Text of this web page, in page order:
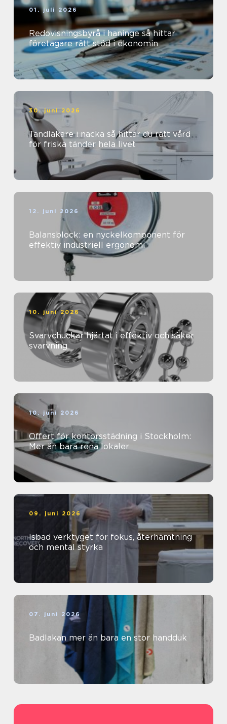
01. juli 2026
Redovisningsbyrå i haninge så hittar
företagare rätt stöd i ekonomin
30. juni 2026
Tandläkare i nacka så hittar du rätt vård
för friska tänder hela livet
12. juni 2026
Balansblock: en nyckelkomponent för
effektiv industriell ergonomi
10. juni 2026
Svarvchuckar hjärtat i effektiv och säker
svarvning
10. juni 2026
Offert för kontorsstädning i Stockholm:
Mer än bara rena lokaler
09. juni 2026
Isbad verktyget för fokus, återhämtning
och mental styrka
07. juni 2026
Badlakan mer än bara en stor handduk